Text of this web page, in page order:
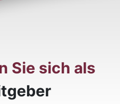
Sie sich als